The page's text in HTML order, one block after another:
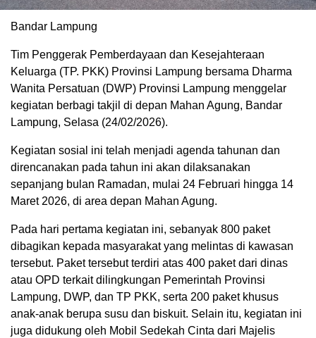
Bandar Lampung
Tim Penggerak Pemberdayaan dan Kesejahteraan
Keluarga (TP. PKK) Provinsi Lampung bersama Dharma
Wanita Persatuan (DWP) Provinsi Lampung menggelar
kegiatan berbagi takjil di depan Mahan Agung, Bandar
Lampung, Selasa (24/02/2026).
Kegiatan sosial ini telah menjadi agenda tahunan dan
direncanakan pada tahun ini akan dilaksanakan
sepanjang bulan Ramadan, mulai 24 Februari hingga 14
Maret 2026, di area depan Mahan Agung.
Pada hari pertama kegiatan ini, sebanyak 800 paket
dibagikan kepada masyarakat yang melintas di kawasan
tersebut. Paket tersebut terdiri atas 400 paket dari dinas
atau OPD terkait dilingkungan Pemerintah Provinsi
Lampung, DWP, dan TP PKK, serta 200 paket khusus
anak-anak berupa susu dan biskuit. Selain itu, kegiatan ini
juga didukung oleh Mobil Sedekah Cinta dari Majelis